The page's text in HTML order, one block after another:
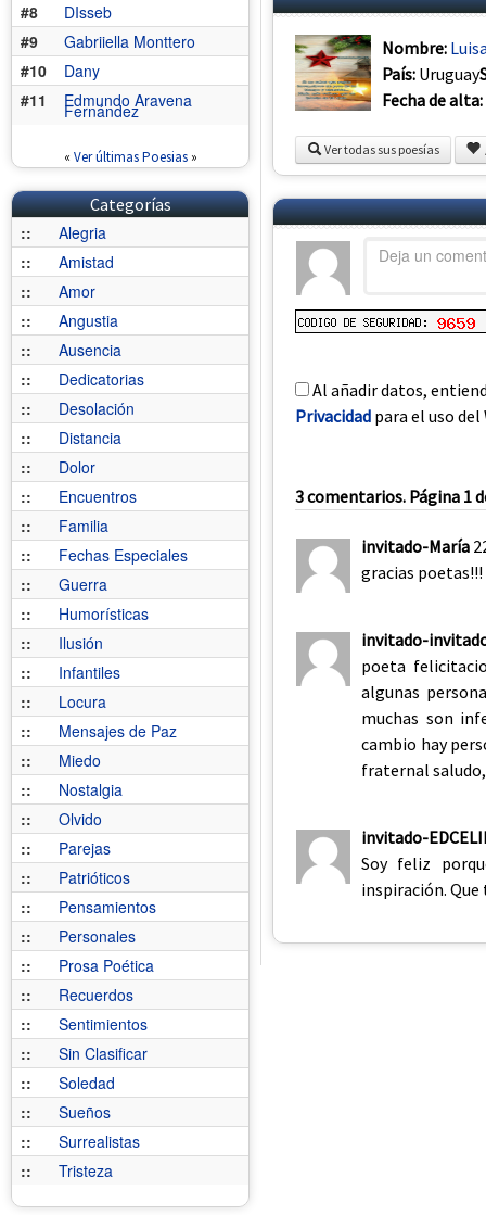
#8
DIsseb
#9
Gabriiella Monttero
#10
Dany
#11
Edmundo Aravena
Fernández
« Ver últimas Poesias»
Categorías
::
Alegria
::
Amistad
::
Amor
::
Angustia
::
Ausencia
::
Dedicatorias
::
Desolación
::
Distancia
::
Dolor
::
Encuentros
::
Familia
::
Fechas Especiales
::
Guerra
::
Humorísticas
::
Ilusión
::
Infantiles
::
Locura
::
Mensajes de Paz
::
Miedo
::
Nostalgia
::
Olvido
::
Parejas
::
Patrióticos
::
Pensamientos
::
Personales
::
Prosa Poética
::
Recuerdos
::
Sentimientos
::
Sin Clasificar
::
Soledad
::
Sueños
::
Surrealistas
::
Tristeza
Nombre:
País: Uruguay
Fecha de alta:
Ver todas sus poesías
Al añadir datos,
Privacidad para el uso del
3 comentarios. Página 1
invitado-María
gracias
invitado-
poeta
algunas
muchas son
cambio hay
fraternal
invitado-
Soy feliz
inspiración. Que